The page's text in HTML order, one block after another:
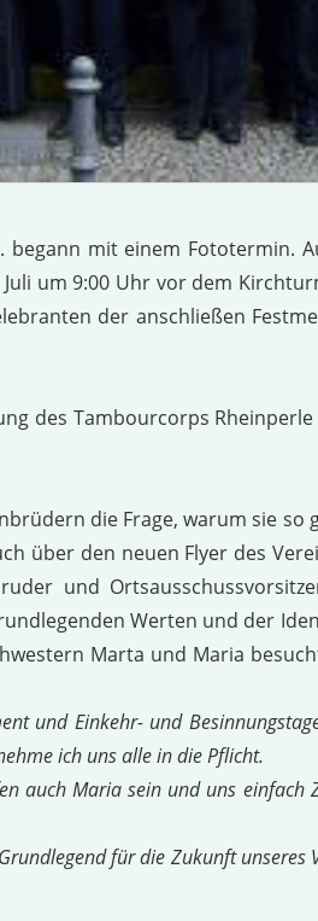
mit einem Fototermin.
um 9:00 Uhr vor dem
der anschließen
des Tambourcorps Rheinperle
die Frage, warum sie so
über den neuen Flyer des
und
Werten und der
Marta und Maria
und Einkehr- und
ich uns alle in die Pflicht.
auch Maria sein und uns einfach
für die Zukunft